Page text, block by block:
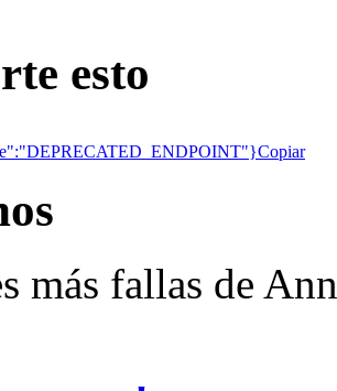
esto
Copiar
más fallas de